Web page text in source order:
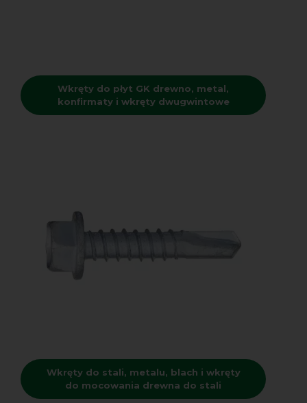
Wkręty do płyt GK drewno, metal,
konfirmaty i wkręty dwugwintowe
Wkręty do stali, metalu, blach i wkręty
do mocowania drewna do stali